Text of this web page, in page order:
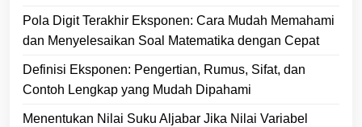
Pola Digit Terakhir Eksponen: Cara Mudah Memahami
dan Menyelesaikan Soal Matematika dengan Cepat
Definisi Eksponen: Pengertian, Rumus, Sifat, dan
Contoh Lengkap yang Mudah Dipahami
Menentukan Nilai Suku Aljabar Jika Nilai Variabel